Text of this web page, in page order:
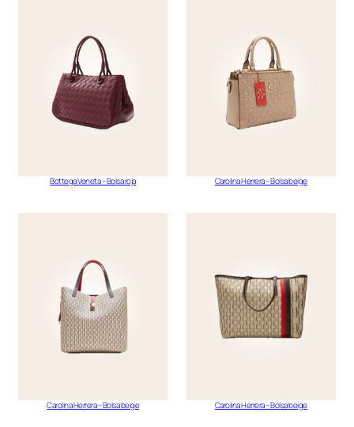
Bottega Veneta – Bolsa roja Carolina Herrera – Bolsa beige
Carolina Herrera – Bolsa beige Carolina Herrera – Bolsa beige